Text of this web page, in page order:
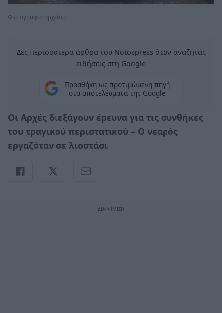
Φωτογραφία αρχείου
Δες περισσότερα άρθρα του Notospress όταν αναζητάς
ειδήσεις στη Google
Προσθήκη ως προτιμώμενη πηγή
στα αποτελέσματα της Google
Οι Αρχές διεξάγουν έρευνα για τις συνθήκες
του τραγικού περιστατικού – Ο νεαρός
εργαζόταν σε λιοστάσι